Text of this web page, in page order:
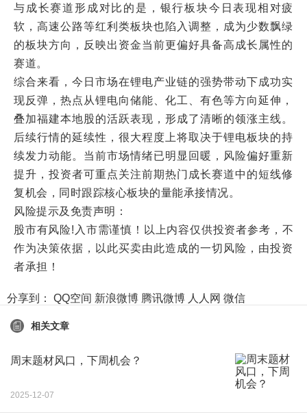
与成长赛道形成对比的是，银行板块今日表现相对疲
软，高速公路等红利类板块也陷入调整，成为少数飘绿
的板块方向，反映出资金当前更偏好具备高成长属性的
赛道。
综合来看，今日市场在锂电产业链的强势带动下成功实
现反弹，热点从锂电向储能、化工、有色等方向延伸，
叠加福建本地股的活跃表现，形成了清晰的领涨主线。
后续行情的延续性，很大程度上将取决于锂电板块的持
续发力动能。当前市场情绪已明显回暖，风险偏好重新
提升，投资者可重点关注前期热门成长赛道中的短线修
复机会，同时跟踪核心板块的量能承接情况。
风险提示及免责声明：
股市有风险!入市需谨慎！以上内容仅供投资者参考，不
作为决策依据，以此买卖由此造成的一切风险，由投资
者承担！
分享到： QQ空间 新浪微博 腾讯微博 人人网 微信
相关文章
周末题材风口，下周机会？
2025-12-07